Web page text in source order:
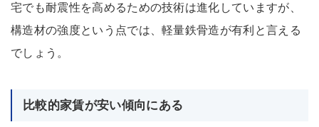
宅でも耐震性を高めるための技術は進化していますが、
構造材の強度という点では、軽量鉄骨造が有利と言える
でしょう。
比較的家賃が安い傾向にある